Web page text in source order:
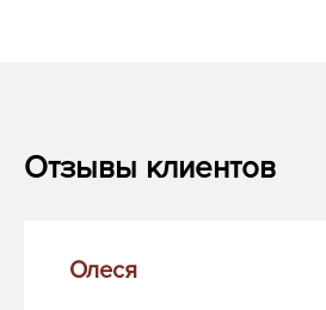
Отзывы клиентов
Олеся